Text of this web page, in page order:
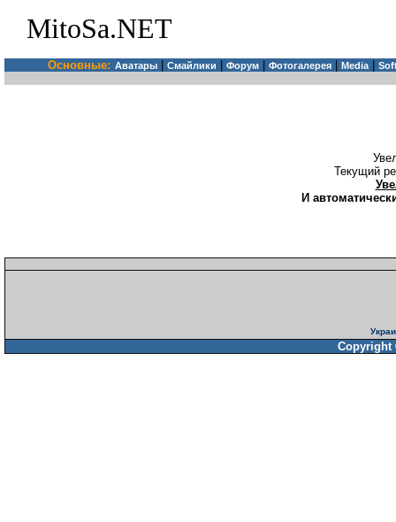
MitoSa.NET
Основные: Аватары Смайлики Форум Фотогалерея Media|
Текущий
И
Copyright